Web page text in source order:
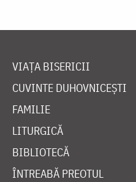
VIAȚA BISERICII
CUVINTE DUHOVNICEȘTI
FAMILIE
LITURGICĂ
BIBLIOTECĂ
ÎNTREABĂ PREOTUL